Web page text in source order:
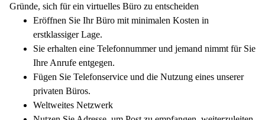
Gründe, sich für ein virtuelles Büro zu entscheiden
Eröffnen Sie Ihr Büro mit minimalen Kosten in
erstklassiger Lage.
Sie erhalten eine Telefonnummer und jemand nimmt für Sie
Ihre Anrufe entgegen.
Fügen Sie Telefonservice und die Nutzung eines unserer
privaten Büros.
Weltweites Netzwerk